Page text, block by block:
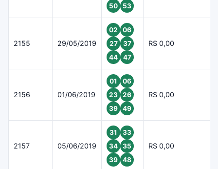
50
53
2155 29/05/2019
02
06
27
37
44
47
R$ 0,00
2156 01/06/2019
01
06
23
26
39
49
R$ 0,00
2157 05/06/2019
31
33
34
35
39
48
R$ 0,00